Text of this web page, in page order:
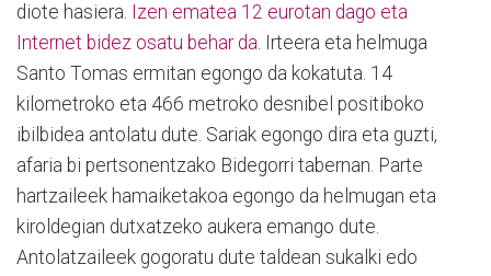
diote hasiera. Izen ematea 12 eurotan dago eta
Internet bidez osatu behar da. Irteera eta helmuga
Santo Tomas ermitan egongo da kokatuta. 14
kilometroko eta 466 metroko desnibel positiboko
ibilbidea antolatu dute. Sariak egongo dira eta guzti,
afaria bi pertsonentzako Bidegorri tabernan. Parte
hartzaileek hamaiketakoa egongo da helmugan eta
kiroldegian dutxatzeko aukera emango dute.
Antolatzaileek gogoratu dute taldean sukalki edo